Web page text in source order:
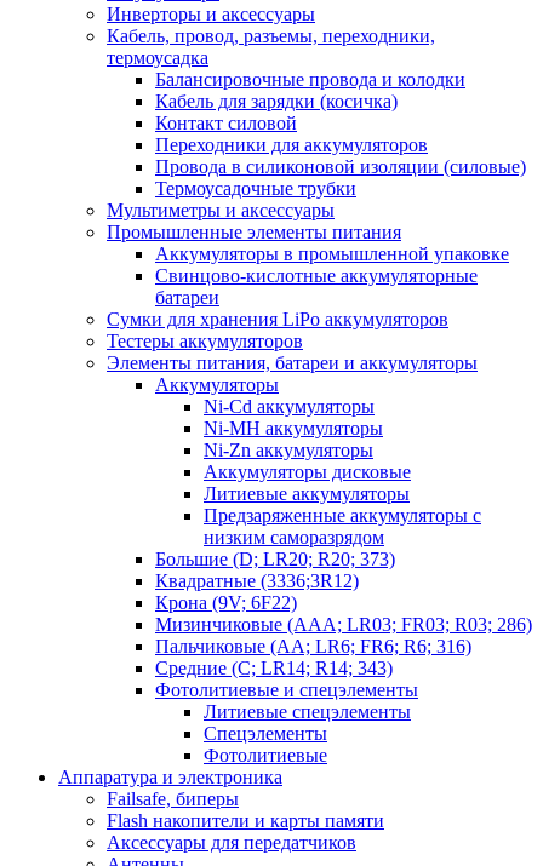
Инверторы и аксессуары
Кабель, провод, разъемы, переходники,
термоусадка
Балансировочные провода и колодки
Кабель для зарядки (косичка)
Контакт силовой
Переходники для аккумуляторов
Провода в силиконовой изоляции (силовые)
Термоусадочные трубки
Мультиметры и аксессуары
Промышленные элементы питания
Аккумуляторы в промышленной упаковке
Свинцово-кислотные аккумуляторные
батареи
Сумки для хранения LiPo аккумуляторов
Тестеры аккумуляторов
Элементы питания, батареи и аккумуляторы
Аккумуляторы
Ni-Cd аккумуляторы
Ni-MH аккумуляторы
Ni-Zn аккумуляторы
Аккумуляторы дисковые
Литиевые аккумуляторы
Предзаряженные аккумуляторы с
низким саморазрядом
Большие (D; LR20; R20; 373)
Квадратные (3336;3R12)
Крона (9V; 6F22)
Мизинчиковые (AAA; LR03; FR03; R03; 286)
Пальчиковые (AA; LR6; FR6; R6; 316)
Средние (C; LR14; R14; 343)
Фотолитиевые и спецэлементы
Литиевые спецэлементы
Спецэлементы
Фотолитиевые
Аппаратура и электроника
Failsafe, биперы
Flash накопители и карты памяти
Аксессуары для передатчиков